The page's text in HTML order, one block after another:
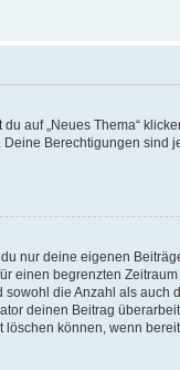
auf „Neues Thema“
Berechtigungen sind
nur deine eigenen
einen begrenzten
die Anzahl als
deinen Beitrag
können, wenn